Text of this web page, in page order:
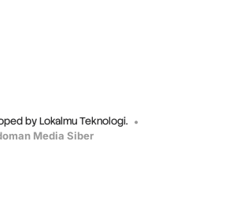
by Lokalmu Teknologi.
Media Siber